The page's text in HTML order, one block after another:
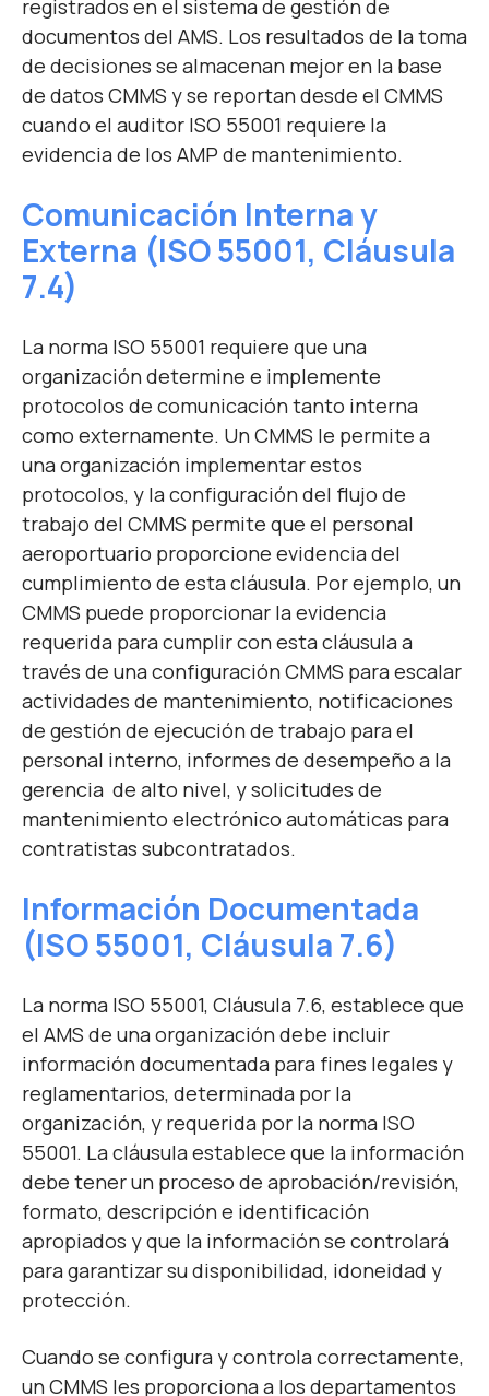
registrados en el sistema de gestión de
documentos del AMS. Los resultados de la toma
de decisiones se almacenan mejor en la base
de datos CMMS y se reportan desde el CMMS
cuando el auditor ISO 55001 requiere la
evidencia de los AMP de mantenimiento.
Comunicación Interna y
Externa (ISO 55001, Cláusula
7.4)
La norma ISO 55001 requiere que una
organización determine e implemente
protocolos de comunicación tanto interna
como externamente. Un CMMS le permite a
una organización implementar estos
protocolos, y la configuración del flujo de
trabajo del CMMS permite que el personal
aeroportuario proporcione evidencia del
cumplimiento de esta cláusula. Por ejemplo, un
CMMS puede proporcionar la evidencia
requerida para cumplir con esta cláusula a
través de una configuración CMMS para escalar
actividades de mantenimiento, notificaciones
de gestión de ejecución de trabajo para el
personal interno, informes de desempeño a la
gerencia de alto nivel, y solicitudes de
mantenimiento electrónico automáticas para
contratistas subcontratados.
Información Documentada
(ISO 55001, Cláusula 7.6)
La norma ISO 55001, Cláusula 7.6, establece que
el AMS de una organización debe incluir
información documentada para fines legales y
reglamentarios, determinada por la
organización, y requerida por la norma ISO
55001. La cláusula establece que la información
debe tener un proceso de aprobación/revisión,
formato, descripción e identificación
apropiados y que la información se controlará
para garantizar su disponibilidad, idoneidad y
protección.
Cuando se configura y controla correctamente,
un CMMS les proporciona a los departamentos